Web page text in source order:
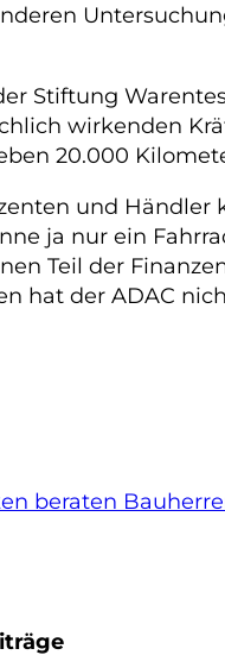
Stiftung
wirkenden
20.000
und
ja nur ein
Teil der
hat der ADAC
beraten